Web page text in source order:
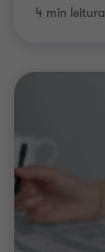
4 min leitura